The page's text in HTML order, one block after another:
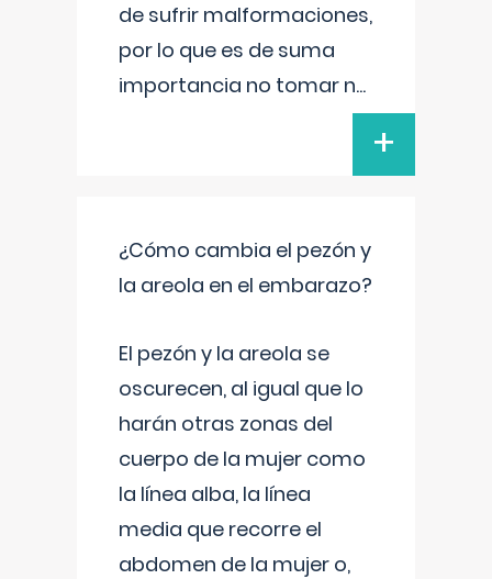
de sufrir malformaciones,
por lo que es de suma
importancia no tomar n...
+
¿Cómo cambia el pezón y
la areola en el embarazo?
El pezón y la areola se
oscurecen, al igual que lo
harán otras zonas del
cuerpo de la mujer como
la línea alba, la línea
media que recorre el
abdomen de la mujer o,